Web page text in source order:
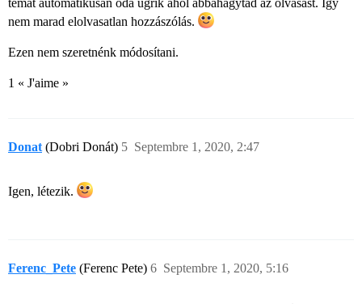
témát automatikusan oda ugrik ahol abbahagytad az olvasást. Így
nem marad elolvasatlan hozzászólás.
Ezen nem szeretnénk módosítani.
1 « J'aime »
Donat (Dobri Donát) Septembre 1, 2020, 2:47
5
Igen, létezik.
Ferenc_Pete (Ferenc Pete) Septembre 1, 2020, 5:16
6